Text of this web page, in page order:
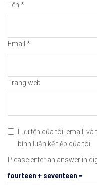
Tên *
Email *
Trang web
Lưu tên của tôi, email,
bình luận kế tiếp của tôi.
Please enter an answer in
fourteen + seventeen =